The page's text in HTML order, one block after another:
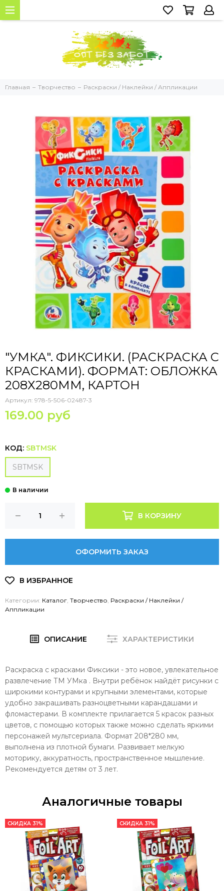
Главная Творчество Раскраски / Наклейки / Аппликации
"УМКА". ФИКСИКИ. (РАСКРАСКА С
КРАСКАМИ). ФОРМАТ: ОБЛОЖКА
208Х280ММ, КАРТОН
Артикул: 978-5-506-02487-3
169.00 руб
КОД: SBTMSK
SBTMSK
В КОРЗИНУ
ОФОРМИТЬ ЗАКАЗ
Категории: Каталог Творчество Раскраски / Наклейки /
Аппликации
ОПИСАНИЕ ХАРАКТЕРИСТИКИ
Раскраска с красками Фиксики - это новое, увлекательное
развлечение ТМ УМка . Внутри ребёнок найдёт рисунки с
широкими контурами и крупными элементами, которые
удобно закрашивать разноцветными карандашами и
фломастерами. В комплекте прилагается 5 красок разных
цветов, с помощью которых также можно сделать яркими
персонажей мультсериала. Формат 208*280 мм,
выполнена из плотной бумаги. Развивает мелкую
моторику, аккуратность, пространственное мышление.
Рекомендуется детям от 3 лет.
Аналогичные товары
СКИДКА 31% СКИДКА 31%